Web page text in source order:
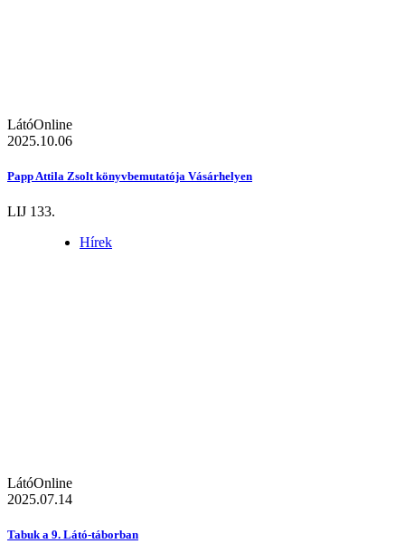
LátóOnline
2025.10.06
Papp Attila Zsolt könyvbemutatója Vásárhelyen
LIJ 133.
Hírek
LátóOnline
2025.07.14
Tabuk a 9. Látó-táborban